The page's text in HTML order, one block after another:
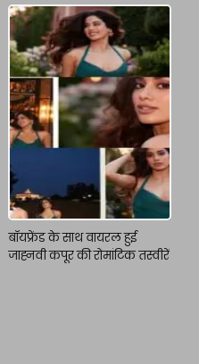
बॉयफ्रेंड के साथ वायरल हुई
जाह्नवी कपूर की रोमांटिक तस्वीरें